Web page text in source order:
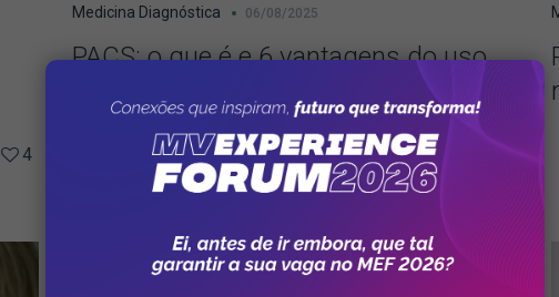
4
Medicina Diagnóstica 06/08/2025
PACS: o que é e 6 vantagens do uso